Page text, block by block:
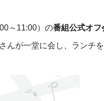
～11:00）の番組公式オフ
が一堂に会し、ランチ